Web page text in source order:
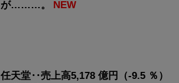
が………。
NEW
任天堂‥売上高5,178 億円（-9.5 ％）